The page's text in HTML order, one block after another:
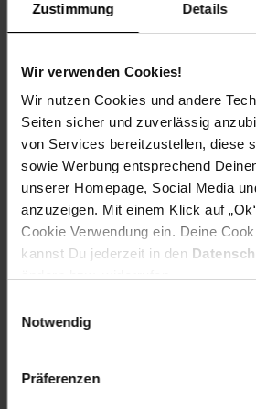
Zustimmung Details
Wir verwenden Cookies!
Wir nutzen Cookies und andere
Seiten sicher und zuverlässig
von Services bereitzustellen, diese
sowie Werbung entsprechend
unserer Homepage, Social Media
anzuzeigen. Mit einem Klick auf
Cookie Verwendung ein. Deine
kannst Du jederzeit in den
Notwendig
Präferenzen
Formschönes und stabiles
Kinderleichter Aufbau in
Geeignet für Kinder zwischen 5
Hochwertige Verarbeitung -
Bezugsstoffe Oeko-Tex 100
(umweltfreundliche Produktion/
Baumuster geprüft nach DIN EN
vom TÜV Rheinland
Ausgestattet mit lastabhängig
Sicherheitsdoppelrollen für
rollt der Stuhl nur unter
Zustand bremsen die Rollen,
Wegrollen zu verhindern
Farbe: Blau
Artikelnummer: 2601327000